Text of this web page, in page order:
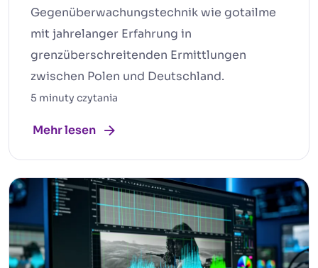
Gegenüberwachungstechnik wie gotailme
mit jahrelanger Erfahrung in
grenzüberschreitenden Ermittlungen
zwischen Polen und Deutschland.
5 minuty czytania
Mehr lesen